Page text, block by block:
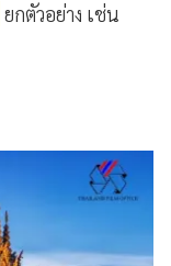
ยกตัวอย่าง เช่น